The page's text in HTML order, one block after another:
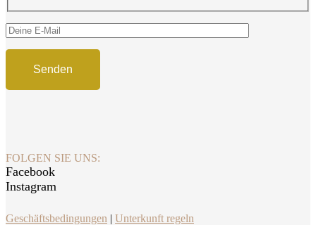
FOLGEN SIE UNS:
Facebook
Instagram
Geschäftsbedingungen | Unterkunft regeln